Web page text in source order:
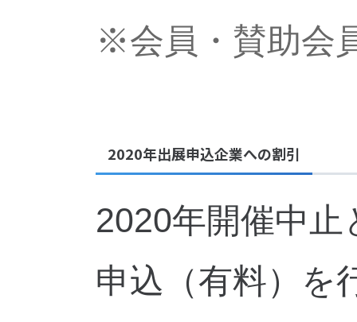
※会員・賛助会
2020年出展申込企業への割引
2020年開催中
申込（有料）を